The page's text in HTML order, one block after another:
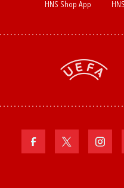
HNS Shop App